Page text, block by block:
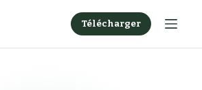
Télécharger